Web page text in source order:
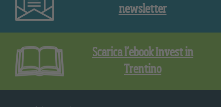
newsletter
Scarica l’ebook Invest in
Trentino